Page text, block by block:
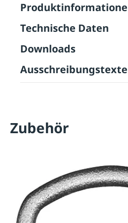
Technische Daten
Downloads
Ausschreibungstexte
Zubehör